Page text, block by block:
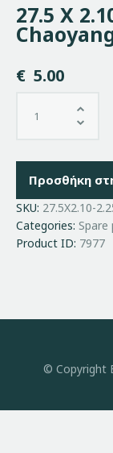
27.5 X
€ 5.00
Προσθήκη
SKU: 27.5X2.10-
Categories: Spare
Product ID: 7977
© Copyright